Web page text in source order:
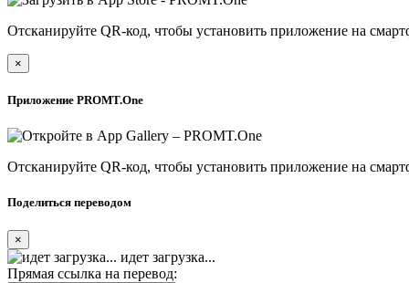
Отсканируйте QR-код, чтобы установить приложение на
×
Приложение PROMT.One
Отсканируйте QR-код, чтобы установить приложение на
Поделиться переводом
×
идет загрузка...
Прямая ссылка на перевод: